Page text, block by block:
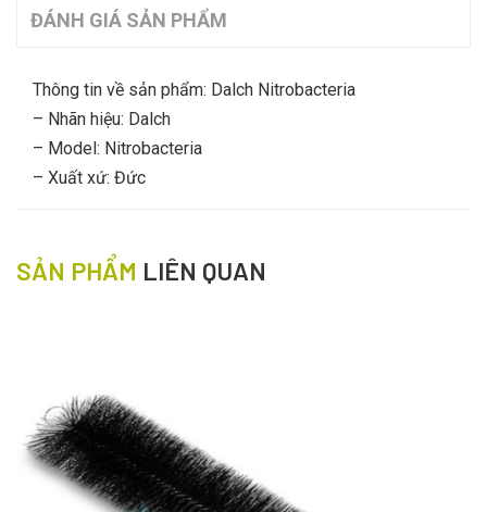
ĐÁNH GIÁ SẢN PHẨM
Thông tin về sản phẩm: Dalch Nitrobacteria
– Nhãn hiệu: Dalch
– Model: Nitrobacteria
– Xuất xứ: Đức
SẢN PHẨM LIÊN QUAN